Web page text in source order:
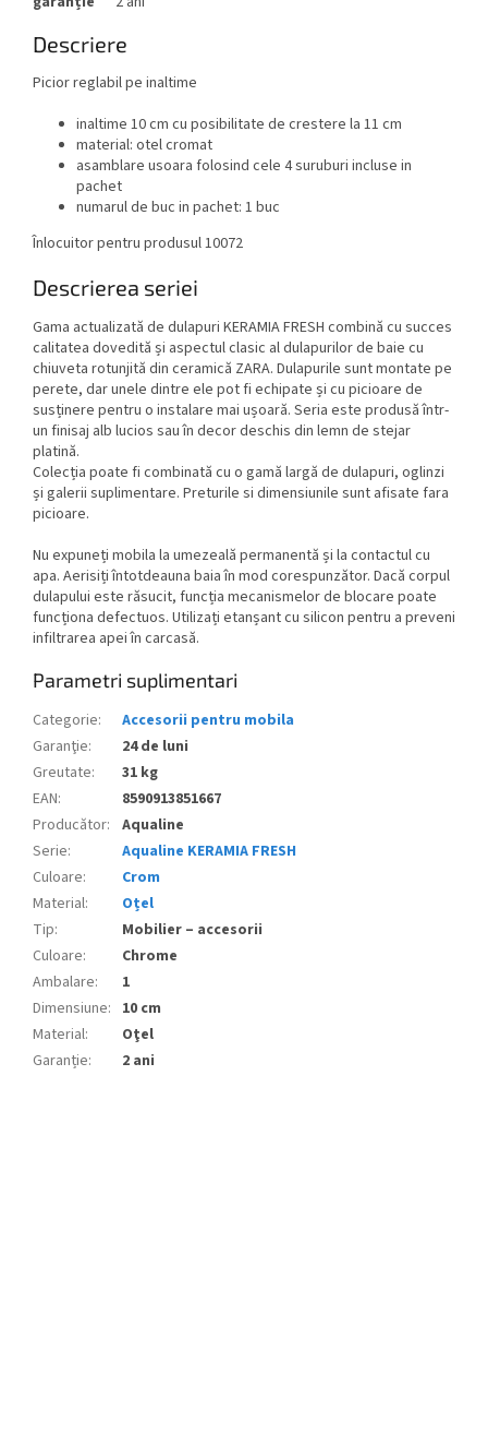
Descriere
Picior reglabil pe inaltime
inaltime 10 cm cu posibilitate de crestere la 11 cm
material: otel cromat
asamblare usoara folosind cele 4 suruburi incluse in
pachet
numarul de buc in pachet: 1 buc
Înlocuitor pentru produsul 10072
Descrierea seriei
Gama actualizată de dulapuri KERAMIA FRESH combină cu succes
calitatea dovedită și aspectul clasic al dulapurilor de baie cu
chiuveta rotunjită din ceramică ZARA. Dulapurile sunt montate pe
perete, dar unele dintre ele pot fi echipate și cu picioare de
susținere pentru o instalare mai ușoară. Seria este produsă într-
un finisaj alb lucios sau în decor deschis din lemn de stejar
platină.
Colecția poate fi combinată cu o gamă largă de dulapuri, oglinzi
și galerii suplimentare. Preturile si dimensiunile sunt afisate fara
picioare.
Nu expuneți mobila la umezeală permanentă și la contactul cu
apa. Aerisiți întotdeauna baia în mod corespunzător. Dacă corpul
dulapului este răsucit, funcția mecanismelor de blocare poate
funcționa defectuos. Utilizați etanșant cu silicon pentru a preveni
infiltrarea apei în carcasă.
Parametri suplimentari
Categorie:
Accesorii pentru mobila
Garanţie:
24 de luni
Greutate:
31 kg
EAN:
8590913851667
Producător: Aqualine
Serie:
Aqualine KERAMIA FRESH
Culoare:
Crom
Material:
Oțel
Tip:
Mobilier – accesorii
Culoare:
Chrome
Ambalare:
1
Dimensiune: 10 cm
Material:
Oţel
Garanție: 2 ani